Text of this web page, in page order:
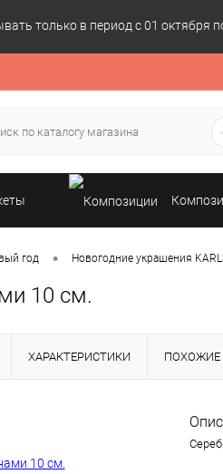
только в период с 01 октября
год • Новогодние украшения
10 см.
ХАРАКТЕРИСТИКИ ПОХОЖИЕ